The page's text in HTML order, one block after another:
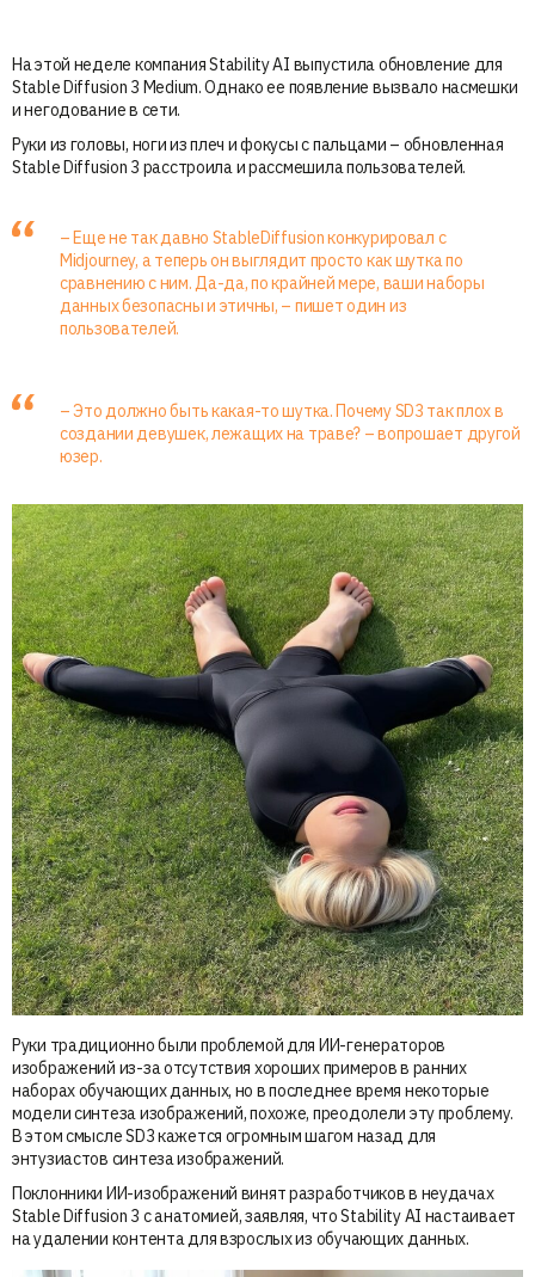
На этой неделе компания Stability AI выпустила обновление для
Stable Diffusion 3 Medium. Однако ее появление вызвало насмешки
и негодование в сети.
Руки из головы, ноги из плеч и фокусы с пальцами – обновленная
Stable Diffusion 3 расстроила и рассмешила пользователей.
– Еще не так давно StableDiffusion конкурировал с
Midjourney, а теперь он выглядит просто как шутка по
сравнению с ним. Да-да, по крайней мере, ваши наборы
данных безопасны и этичны, – пишет один из
пользователей.
– Это должно быть какая-то шутка. Почему SD3 так плох в
создании девушек, лежащих на траве? – вопрошает другой
юзер.
Руки традиционно были проблемой для ИИ-генераторов
изображений из-за отсутствия хороших примеров в ранних
наборах обучающих данных, но в последнее время некоторые
модели синтеза изображений, похоже, преодолели эту проблему.
В этом смысле SD3 кажется огромным шагом назад для
энтузиастов синтеза изображений.
Поклонники ИИ-изображений винят разработчиков в неудачах
Stable Diffusion 3 с анатомией, заявляя, что Stability AI настаивает
на удалении контента для взрослых из обучающих данных.